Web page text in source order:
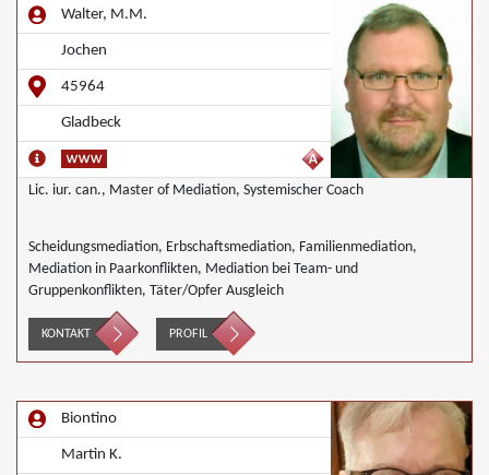
Walter, M.M.
Jochen
45964
Gladbeck
Lic. iur. can., Master of Mediation, Systemischer Coach
Scheidungsmediation, Erbschaftsmediation, Familienmediation,
Mediation in Paarkonflikten, Mediation bei Team- und
Gruppenkonflikten, Täter/Opfer Ausgleich
KONTAKT PROFIL
Biontino
Martin K.